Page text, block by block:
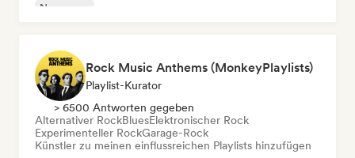
New wave
Rock Music Anthems (MonkeyPlaylists)
Playlist-Kurator
> 6500 Antworten gegeben
Alternativer RockBluesElektronischer Rock
Experimenteller RockGarage-Rock
Künstler zu meinen einflussreichen Playlists hinzufügen